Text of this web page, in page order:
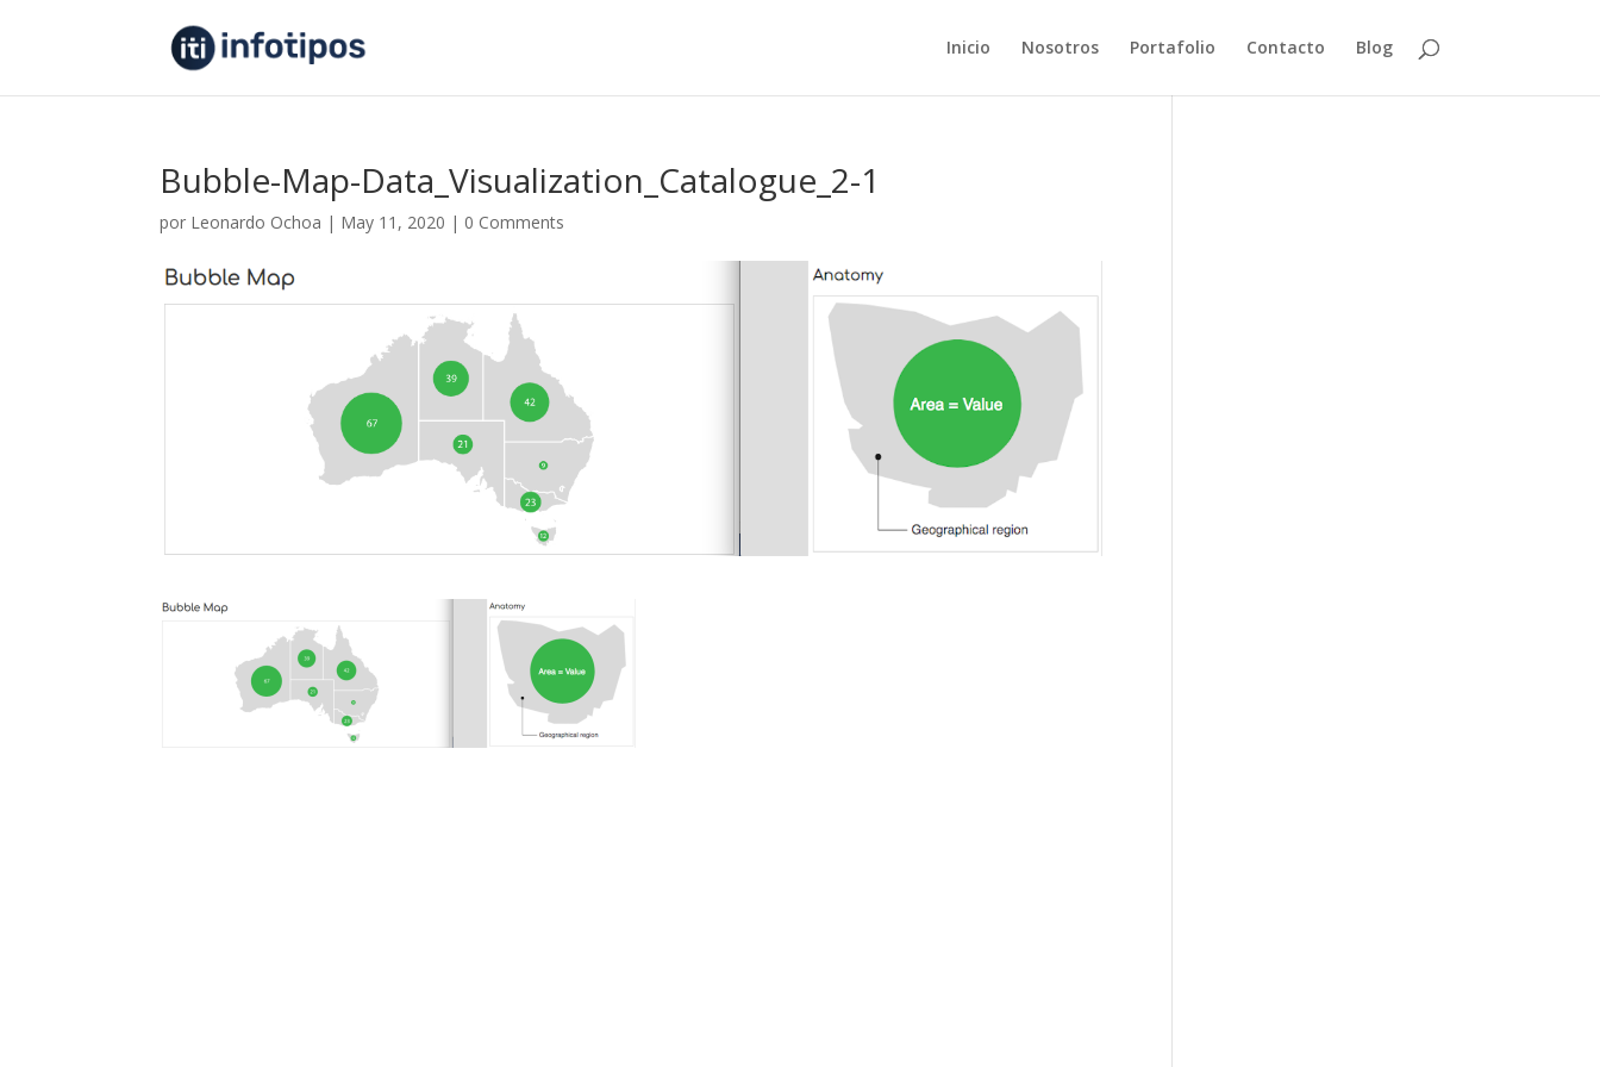
Inicio Nosotros Portafolio Contacto Blog
Bubble-Map-Data_Visualization_Catalogue_2-1
por Leonardo Ochoa | May 11, 2020 | 0 Comments